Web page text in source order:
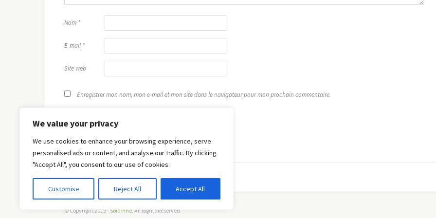
We value your privacy
We use cookies to enhance your browsing experience, serve
personalised ads or content, and analyse our traffic. By clicking
"Accept All", you consent to our use of cookies.
Customise Reject All Accept All
Nom *
E-mail *
Site web
Enregistrer mon nom, mon e-mail et mon site dans le navigateur pour mon prochain commentaire.
© Copyright 2019 -Solo Pine. All Rights Reserved.